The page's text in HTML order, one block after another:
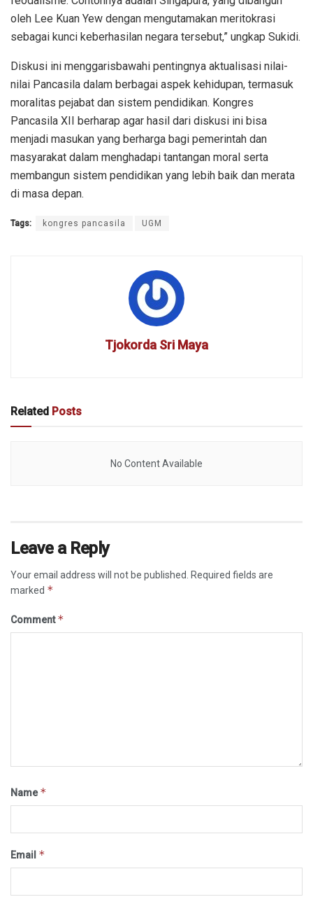
oleh Lee Kuan Yew dengan mengutamakan meritokrasi
sebagai kunci keberhasilan negara tersebut,” ungkap Sukidi.
Diskusi ini menggarisbawahi pentingnya aktualisasi nilai-
nilai Pancasila dalam berbagai aspek kehidupan, termasuk
moralitas pejabat dan sistem pendidikan. Kongres
Pancasila XII berharap agar hasil dari diskusi ini bisa
menjadi masukan yang berharga bagi pemerintah dan
masyarakat dalam menghadapi tantangan moral serta
membangun sistem pendidikan yang lebih baik dan merata
di masa depan.
Tags: kongres pancasila UGM
Tjokorda Sri Maya
Related Posts
No Content Available
Leave a Reply
Your email address will not be published.
Required fields are
marked *
Comment*
Name*
Email *